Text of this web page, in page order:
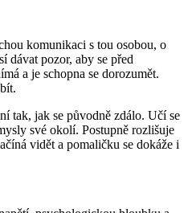
komunikaci s tou osobou, o
dávat pozor, aby se před
a je schopna se dorozumět.
tak, jak se původně zdálo. Učí se
své okolí. Postupně rozlišuje
vidět a pomaličku se dokáže i